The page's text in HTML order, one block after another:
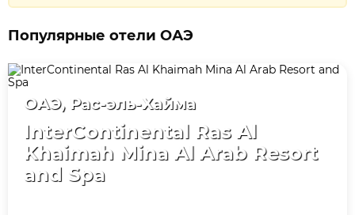
Популярные отели ОАЭ
ОАЭ, Рас-эль-Хайма
InterContinental Ras Al
Khaimah Mina Al Arab Resort
and Spa